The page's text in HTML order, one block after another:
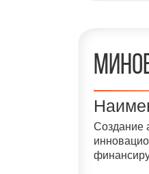
Создание